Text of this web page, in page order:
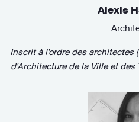
Alexis
Inscrit à l'ordre des architectes
d'Architecture de la Ville et des